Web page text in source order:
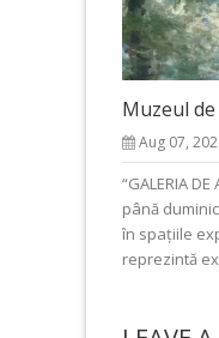
Muzeul
Aug 07,
“GALERIA
până
în spațiile
reprezintă